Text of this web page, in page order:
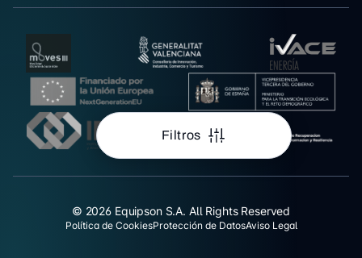
Filtros
© 2026 Equipson S.A. All Rights Reserved
Política de CookiesProtección de DatosAviso Legal